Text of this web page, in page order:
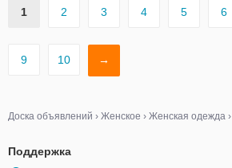
1 2 3 4 5 6
9 10 →
Доска объявлений › Женское › Женская одежда ›
Поддержка